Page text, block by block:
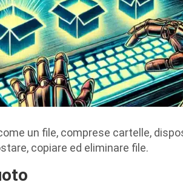
un file, comprese cartelle,
copiare ed eliminare file.